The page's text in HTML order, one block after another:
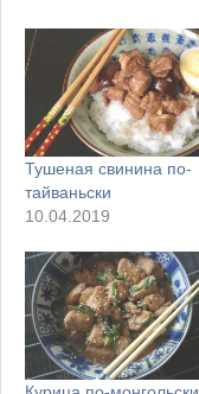
Тушеная свинина по-
тайваньски
10.04.2019